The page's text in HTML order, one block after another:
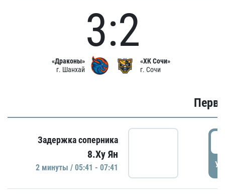
«Драконы»
г. Шанхай
3:2
«ХК Сочи»
г. Сочи
Задержка соперника
8.Ху Ян
2 минуты / 05:41 - 07:41